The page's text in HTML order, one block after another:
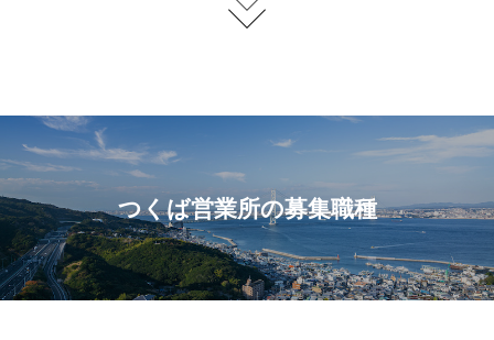
つくば営業所の募集職種